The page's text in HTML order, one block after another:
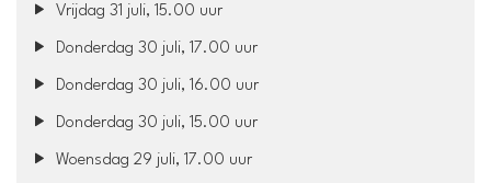
Vrijdag 31 juli, 15.00 uur
Donderdag 30 juli, 17.00 uur
Donderdag 30 juli, 16.00 uur
Donderdag 30 juli, 15.00 uur
Woensdag 29 juli, 17.00 uur